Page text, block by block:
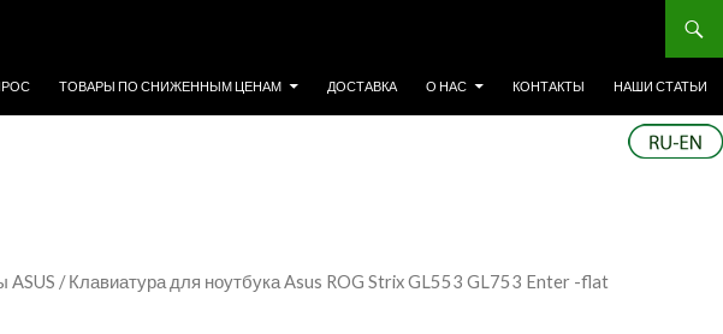
ТОВАРЫ ПО СНИЖЕННЫМ ЦЕНАМ ДОСТАВКА О НАС КОНТАКТЫ НАШИ СТАТЬИ
ASUS / Клавиатура для ноутбука Asus ROG Strix GL553 GL753 Enter -flat